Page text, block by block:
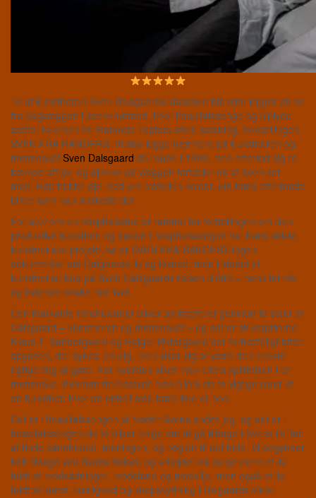
To af kunstneren Sven Dalsgaards klassiske blå øjne kigger på os
fra bagvæggen i scenerummet, hvor hospitalssenge og biplyde
sætter rammen for Randers Teaters store satsning, forestillingen
SVEN FRA RANDERS. Vi skal kigge nærmere på kunstneren og
mennesket Sven Dalsgaard der døde i 1999, men efterlod sig et
kæmpe aftryk, og øjnene på væggen fortæller os at Sven ser
med. Han holder øje med om historien holder, om hans eftermæle
bliver som han ønskede det.
For selv om en hospitalsstue er ramme for fortællingen om den
produktive kunstner, og døden i hospitalssengen var hans sidste
kunstneriske projekt, så er SVEN FRA RANDERS ingen
dokumentar om Dalgaards liv og levned, men i stedet et
kunstnerisk bud på Sven Dalsgaards raison d’être – hans formål
og inderste ønsker for livet.
Den markante randrusianer bliver portrætteret gennem to sider af
Dalsgaard – kunstneren og mennesket – og det er skuespillerne
Klaus T. Søndergaard og Holger Østergaard der fortræffeligt løfter
opgaven, der synes umulig, men viser sig at være den eneste
rigtige ting at gøre. For hvordan viser man ellers splittelsen i et
menneske, hvordan fremhæver man ellers de to vigtige sider af
en kunstner, hvor en enkelt side bare ikke er nok.
Det er i hospitalssengen vi møder Svens andet jeg, og det er i
hospitalssengen de to bliver enige om at gå tilbage i Svens liv, for
at finde sandheden, meningen, og nøglen til det hele. Vi begynder
helt tilbage ved Svens fødsel, og arbejder os op gennem et liv
fuldt af modsætninger, modstand og modvilje, men også et liv
fuldt af kunst, kærlighed og knopskydning i Dalgaards virke.